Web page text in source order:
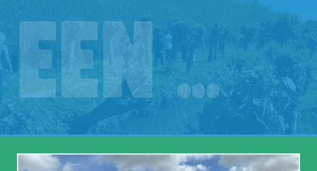
een …